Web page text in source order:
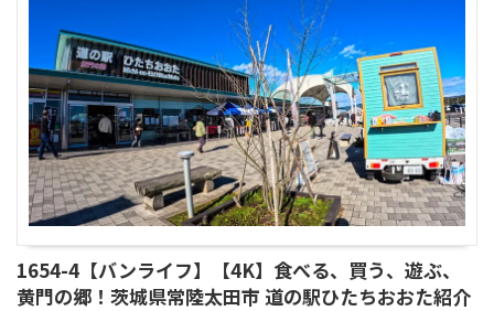
1654-4【バンライフ】【4K】食べる、買う、遊ぶ、
黄門の郷！茨城県常陸太田市 道の駅ひたちおおた紹介